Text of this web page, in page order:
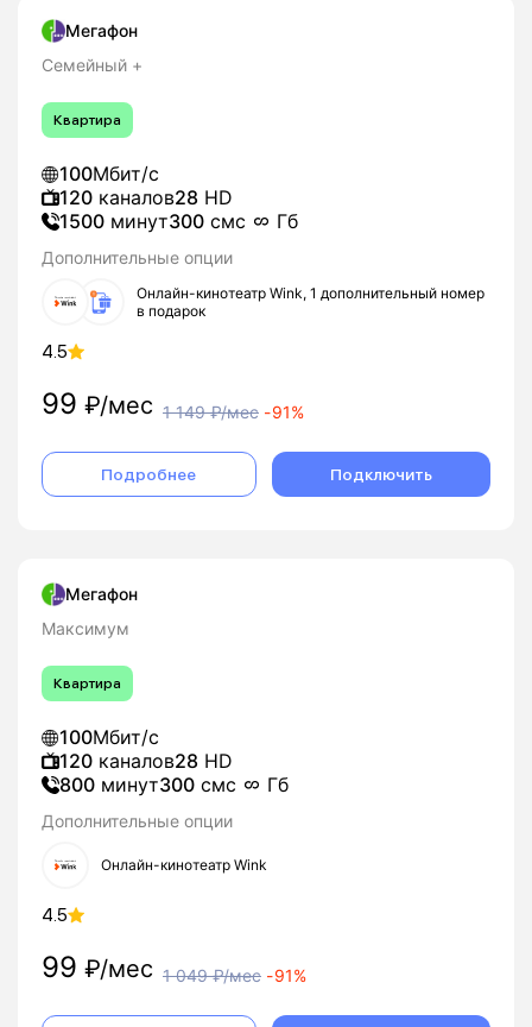
Мегафон
Семейный +
Квартира
100Мбит/с
120 каналов28 HD
1500 минут300 смс Гб
Дополнительные опции
Онлайн-кинотеатр Wink, 1 дополнительный номер
в подарок
4.5
99 ₽/мес 1 149₽/мес -91%
Подробнее Подключить
Мегафон
Максимум
Квартира
100Мбит/с
120 каналов28 HD
800 минут300 смс Гб
Дополнительные опции
Онлайн-кинотеатр Wink
4.5
99 ₽/мес 1 049₽/мес -91%